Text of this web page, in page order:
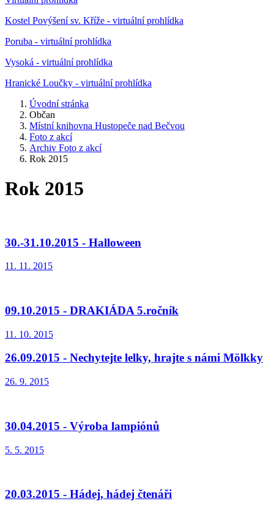
Kostel Povýšení sv. Kříže - virtuální prohlídka
Poruba - virtuální prohlídka
Vysoká - virtuální prohlídka
Hranické Loučky - virtuální prohlídka
Úvodní stránka
Občan
Místní knihovna Hustopeče nad Bečvou
Foto z akcí
Archiv Foto z akcí
Rok 2015
Rok 2015
30.-31.10.2015 - Halloween
11. 11. 2015
09.10.2015 - DRAKIÁDA 5.ročník
11. 10. 2015
26.09.2015 - Nechytejte lelky, hrajte s námi Mölkky
26. 9. 2015
30.04.2015 - Výroba lampiónů
5. 5. 2015
20.03.2015 - Hádej, hádej čtenáři